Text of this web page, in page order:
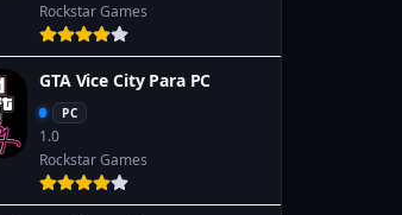
Rockstar Games
GTA Vice City Para PC
PC
1.0
Rockstar Games